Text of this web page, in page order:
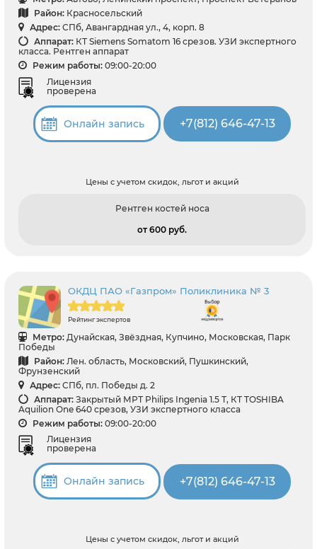
Район: Красносельский
Адрес: СПб, Авангардная ул., 4, корп. 8
Аппарат: КТ Siemens Somatom 16 срезов. УЗИ экспертного
класса. Рентген аппарат
Режим работы: 09:00-20:00
Лицензия
проверена
Онлайн запись +7(812) 646-47-13
Цены с учетом скидок, льгот и акций
Рентген костей носа
от 600 pуб.
ОКДЦ ПАО «Газпром» Поликлиника № 3
Рейтинг экспертов
Метро: Дунайская, Звёздная, Купчино, Московская, Парк
Победы
Район: Лен. область, Московский, Пушкинский,
Фрунзенский
Адрес: СПб, пл. Победы д. 2
Аппарат: Закрытый МРТ Philips Ingenia 1.5 Т, КТ TOSHIBA
Aquilion One 640 срезов, УЗИ экспертного класса
Режим работы: 09:00-20:00
Лицензия
проверена
Онлайн запись +7(812) 646-47-13
Цены с учетом скидок, льгот и акций